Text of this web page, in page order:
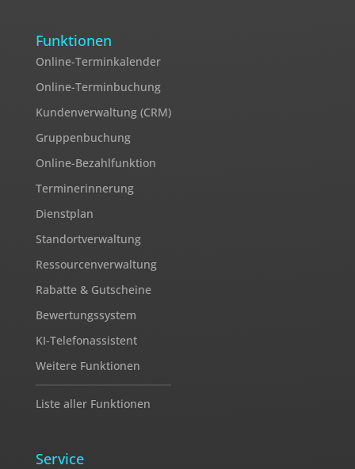
Funktionen
Online-Terminkalender
Online-Terminbuchung
Kundenverwaltung (CRM)
Gruppenbuchung
Online-Bezahlfunktion
Terminerinnerung
Dienstplan
Standortverwaltung
Ressourcenverwaltung
Rabatte & Gutscheine
Bewertungssystem
KI-Telefonassistent
Weitere Funktionen
Liste aller Funktionen
Service